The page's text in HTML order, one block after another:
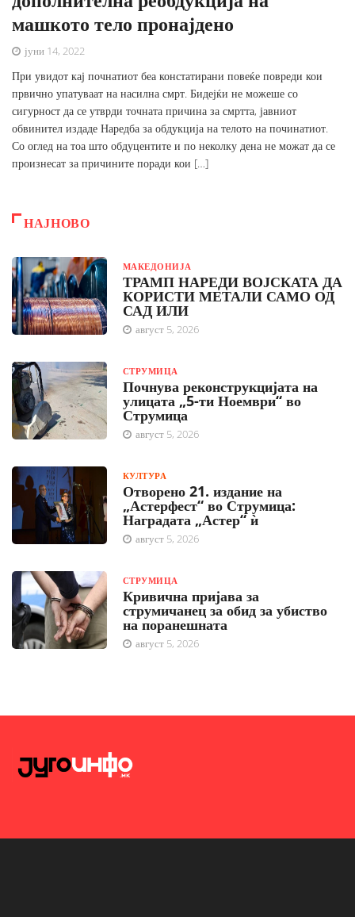
машкото тело пронајдено
јуни 14, 2022
При увидот кај почнатиот беа констатирани повеќе повреди кои
првично упатуваат на насилна смрт. Бидејќи не можеше со
сигурност да се утврди точната причина за смртта, јавниот
обвинител издаде Наредба за обдукција на телото на починатиот.
Со оглед на тоа што обдуцентите и по неколку дена не можат да се
произнесат за причините поради кои […]
НАЈНОВО
МАКЕДОНИЈА
ТРАМП НАРЕДИ ВОЈСКАТА ДА
КОРИСТИ МЕТАЛИ САМО ОД
САД ИЛИ
август 5, 2026
СТРУМИЦА
Почнува реконструкцијата на
улицата „5-ти Ноември“ во
Струмица
август 5, 2026
КУЛТУРА
Отворено 21. издание на
„Астерфест“ во Струмица:
Наградата „Астер“ ѝ
август 5, 2026
СТРУМИЦА
Кривична пријава за
струмичанец за обид за убиство
на поранешната
август 5, 2026